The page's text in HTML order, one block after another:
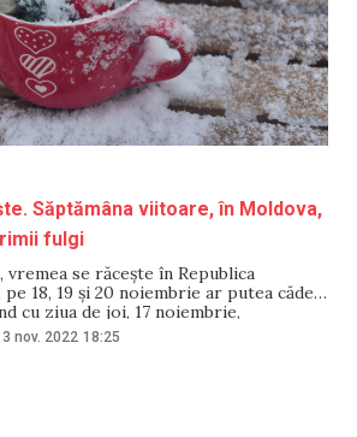
Săptămâna viitoare, în Moldova,
fulgi
vremea se răcește în Republica
18, 19 și 20 noiembrie ar putea cădea
cu ziua de joi, 17 noiembrie,
Dacă ziua se vor înregistra
nov. 2022 18:25